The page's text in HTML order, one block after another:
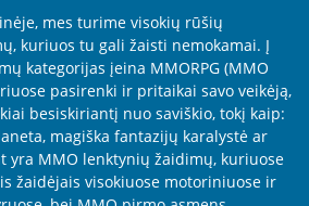
mes turime visokių rūšių
kuriuos tu gali žaisti nemokamai. Į
kategorijas įeina MMORPG (MMO
pasirenki ir pritaikai savo veikėją,
besiskiriantį nuo saviškio, tokį kaip:
magiška fantazijų karalystė ar
yra MMO lenktynių žaidimų, kuriuose
žaidėjais visokiuose motoriniuose ir